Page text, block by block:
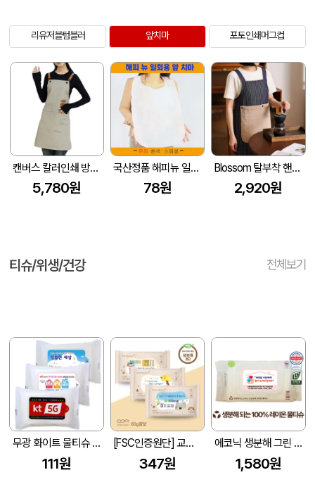
리유저블텀블러 앞치마 포토인쇄머그컵
캔버스 칼러인쇄 방수 바리스타 앞치마 Z117
5,780원
국산정품 해피뉴 일회용 앞치마 무지 흰색 스페셜
78원
Blossom 탈부착 핸드타월 스트라이프 앞치마 1P
2,920원
티슈/위생/건강 전체보기
무광 화이트 물티슈 (10매/15매/20매) (150*90mm)
111원
[FSC인증원단] 교회전도 3종 생분해 물티슈 10매(엠보싱)
347원
에코닉 생분해 그린 캡형 60g 엠보싱 (80매)
1,580원